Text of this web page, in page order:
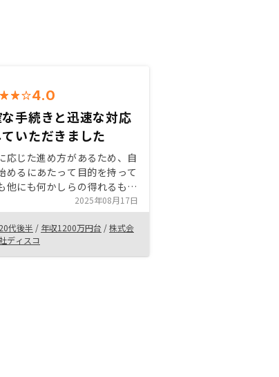
4.0
手続きと迅速な対応
いただきました
応じた進め方があるため、自
めるにあたって目的を持って
他にも何かしらの得れるもの
り、不動産投資というものをさ
く知った上で自分の目的を再
て決めることができたのがよ
と思う。
2025年08月17日
20代後半 / 年収1200万円台 /株式会
社ディスコ